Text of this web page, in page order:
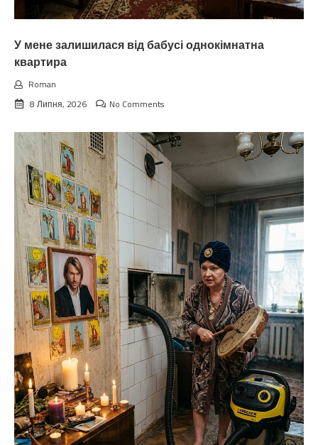
У мене залишилася від бабусі однокімнатна
квартира
Roman
8 Липня, 2026
No Comments